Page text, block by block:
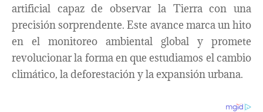
artificial capaz de observar la Tierra con una
precisión sorprendente. Este avance marca un hito
en el monitoreo ambiental global y promete
revolucionar la forma en que estudiamos el cambio
climático, la deforestación y la expansión urbana.